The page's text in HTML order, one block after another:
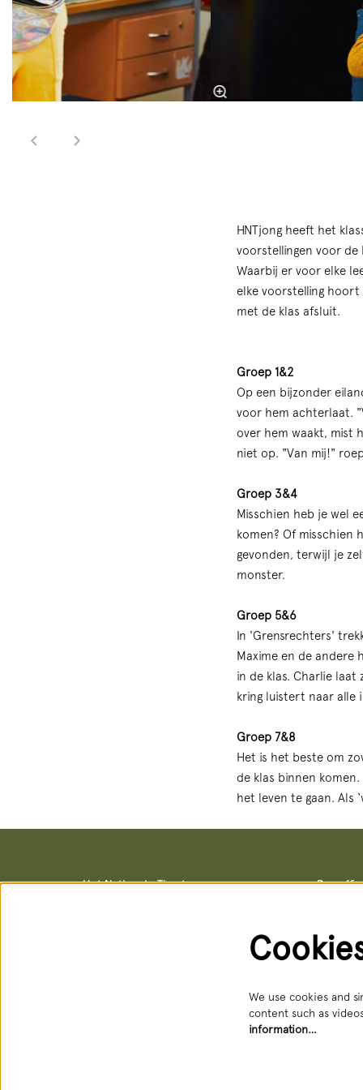
HNTjong heeft het
voorstellingen voor de
Waarbij er voor elke
elke voorstelling
met de klas afsluit.
Groep 1&2
Op een bijzonder
voor hem achterlaat.
over hem waakt, mist
niet op. "Van mij!"
Groep 3&4
Misschien heb je wel
komen? Of misschien
gevonden, terwijl je
monster.
Groep 5&6
In 'Grensrechters'
Maxime en de andere
in de klas. Charlie
kring luistert naar alle
Groep 7&8
Het is het beste om
de klas binnen
het leven te gaan. Als
Het Nationale Theater Box
Open:
088 356
We use cookies and
content such as
information…